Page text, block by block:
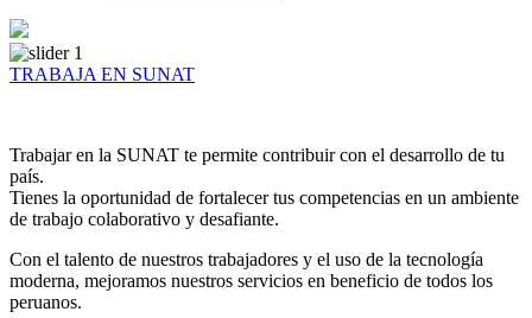
TRABAJA EN SUNAT
Trabajar en la SUNAT te permite contribuir con el desarrollo de tu
país.
Tienes la oportunidad de fortalecer tus competencias en un ambiente
de trabajo colaborativo y desafiante.
Con el talento de nuestros trabajadores y el uso de la tecnología
moderna, mejoramos nuestros servicios en beneficio de todos los
peruanos.